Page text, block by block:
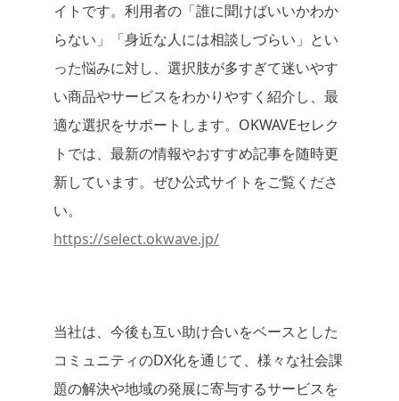
イトです。利用者の「誰に聞けばいいかわか
らない」「身近な人には相談しづらい」とい
った悩みに対し、選択肢が多すぎて迷いやす
い商品やサービスをわかりやすく紹介し、最
適な選択をサポートします。OKWAVEセレク
トでは、最新の情報やおすすめ記事を随時更
新しています。ぜひ公式サイトをご覧くださ
い。
https://select.okwave.jp/
当社は、今後も互い助け合いをベースとした
コミュニティのDX化を通じて、様々な社会課
題の解決や地域の発展に寄与するサービスを